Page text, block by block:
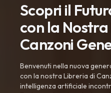
Scopri il
con la
Canzoni
Benvenuti nella nuova
con la nostra Libreria di
intelligenza artificiale